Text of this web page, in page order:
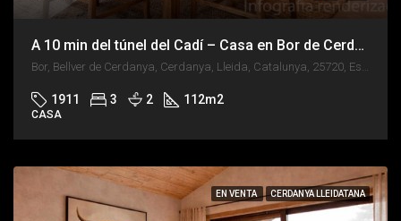
A 10 min del túnel del Cadí – Casa en Bor de Cerdanya
Bor, Bellver de Cerdanya, Cerdanya, Lleida, Catalunya, 25720, España
1911 3 2 112m2
CASA
EN VENTA CERDANYA LLEIDATANA